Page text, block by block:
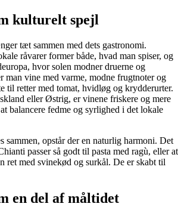
kulturelt spejl
tæt sammen med dets gastronomi.
råvarer former både, hvad man spiser, og
hvor solen modner druerne og
man vine med varme, modne frugtnoter og
til retter med tomat, hvidløg og krydderurter.
eller Østrig, er vinene friskere og mere
balancere fedme og syrlighed i det lokale
sammen, opstår der en naturlig harmoni. Det
passer så godt til pasta med ragù, eller at
ret med svinekød og surkål. De er skabt til
en del af måltidet